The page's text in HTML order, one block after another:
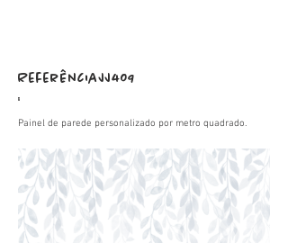
Referência
:
JJ409
Painel de parede personalizado por metro quadrado.